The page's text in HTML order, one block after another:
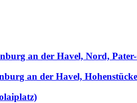
an der Havel, Nord,
an der Havel,